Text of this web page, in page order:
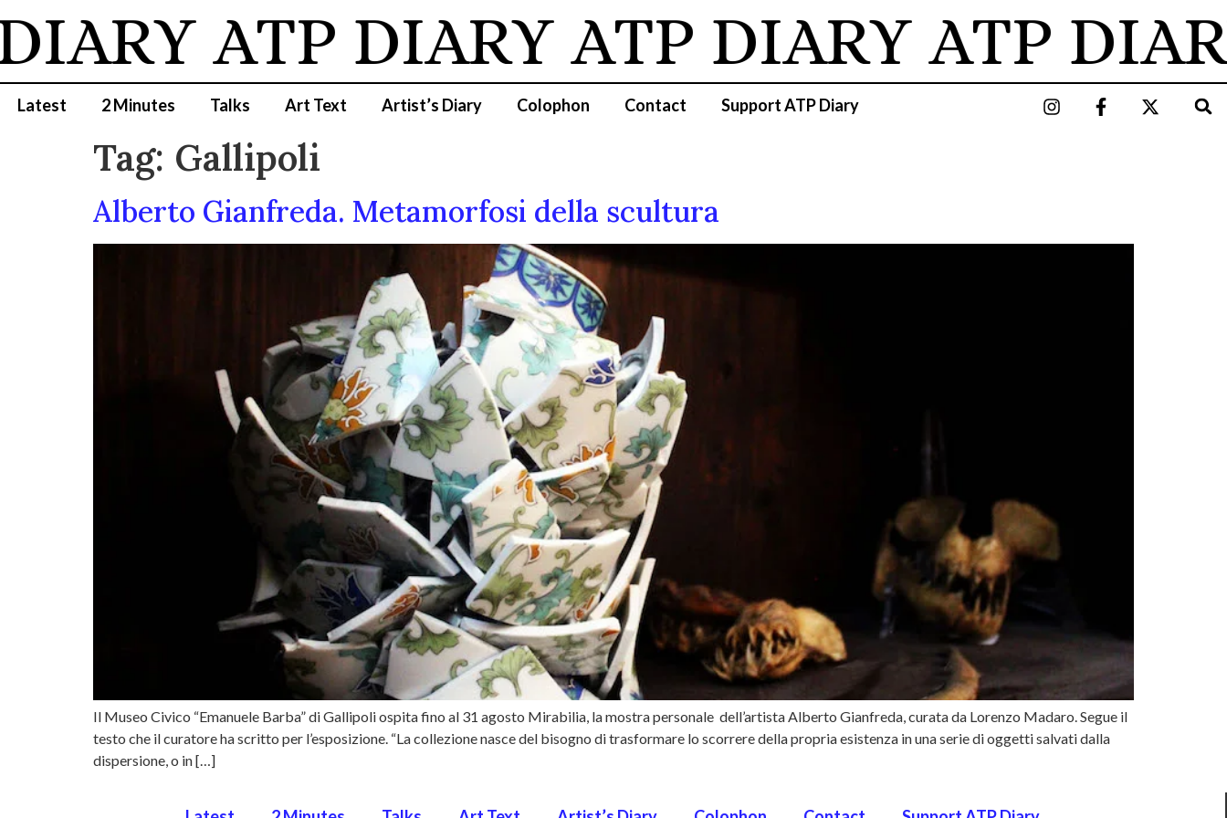
ATP DIARY ATP DIARY ATP
Latest 2 Minutes Talks Art Text Artist’s Diary Colophon Contact Support ATP Diary
Tag: Gallipoli
Alberto Gianfreda. Metamorfosi della scultura
Il Museo Civico “Emanuele Barba” di Gallipoli ospita fino al 31 agosto Mirabilia, la mostra personale dell’artista Alberto Gianfreda, curata da Lorenzo Madaro. Segue il
testo che il curatore ha scritto per l’esposizione. “La collezione nasce del bisogno di trasformare lo scorrere della propria esistenza in una serie di oggetti salvati dalla
dispersione, o in […]